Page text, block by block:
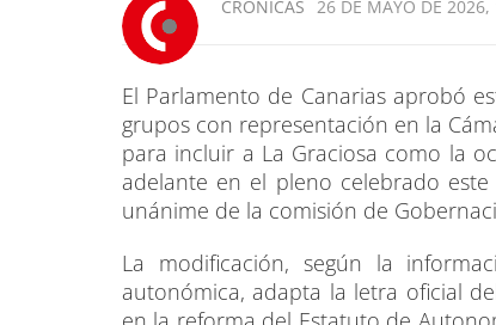
CRÓNICAS 26 DE MAYO DE 2026,
El Parlamento de Canarias aprobó
grupos con representación en la
para incluir a La Graciosa como la
adelante en el pleno celebrado
unánime de la comisión de
La modificación, según la
autonómica, adapta la letra oficial